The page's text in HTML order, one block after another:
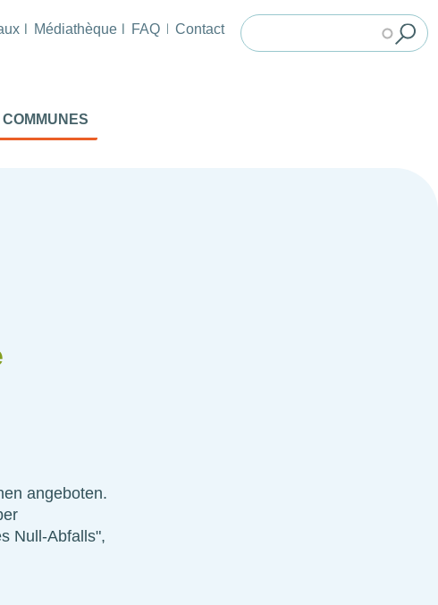
Médiathèque FAQ Contact
angeboten.
Null-Abfalls",